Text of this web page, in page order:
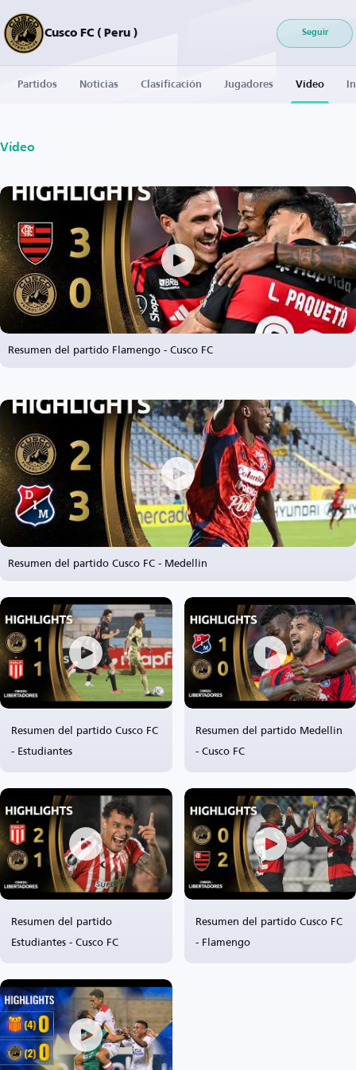
Cusco FC ( Peru ) Seguir
Partidos Noticias Clasificación Jugadores Vídeo
Vídeo
Resumen del partido Flamengo - Cusco FC
Resumen del partido Cusco FC - Medellin
Resumen del partido Cusco FC
- Estudiantes
Resumen del partido Medellin
- Cusco FC
Resumen del partido
Estudiantes - Cusco FC
Resumen del partido Cusco FC
- Flamengo